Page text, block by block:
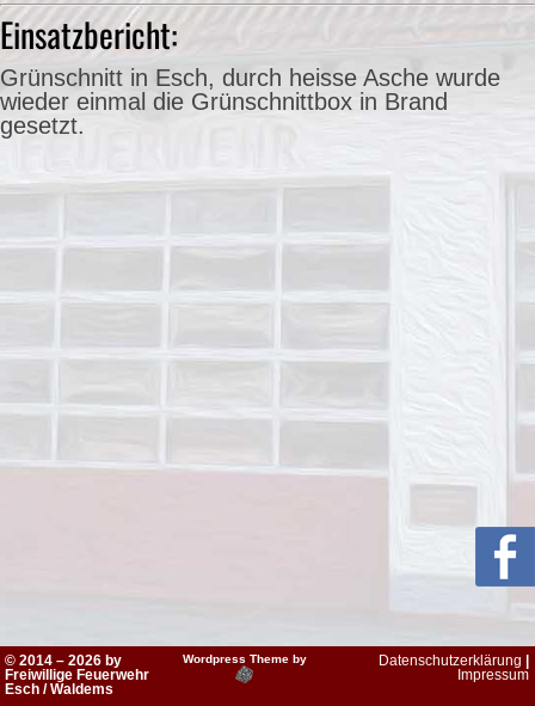
Einsatzbericht:
Grünschnitt in Esch, durch heisse Asche wurde
wieder einmal die Grünschnittbox in Brand
gesetzt.
© 2014 – 2026 by
Freiwillige Feuerwehr
Esch / Waldems
Wordpress Theme by Datenschutzerklärung
Impressum